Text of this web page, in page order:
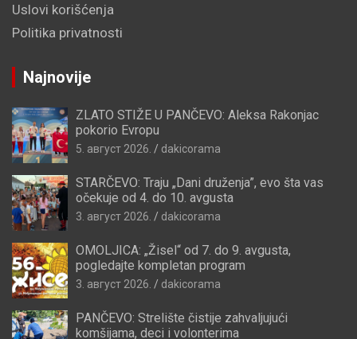
Uslovi korišćenja
Politika privatnosti
Najnovije
ZLATO STIŽE U PANČEVO: Aleksa Rakonjac
pokorio Evropu
5. август 2026. dakicorama
STARČEVO: Traju „Dani druženja”, evo šta vas
očekuje od 4. do 10. avgusta
3. август 2026. dakicorama
OMOLJICA: „Žisel“ od 7. do 9. avgusta,
pogledajte kompletan program
3. август 2026. dakicorama
PANČEVO: Strelište čistije zahvaljujući
komšijama, deci i volonterima